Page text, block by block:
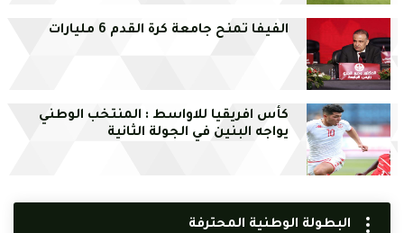
الفيفا تمنح جامعة كرة القدم 6 مليارات
كأس افريقيا للاواسط : المنتخب الوطني
يواجه البنين في الجولة الثانية
البطولة الوطنية المحترفة